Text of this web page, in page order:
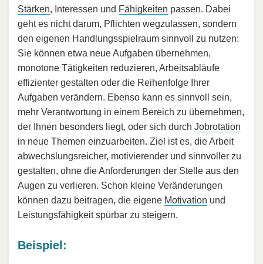
Stärken, Interessen und Fähigkeiten passen. Dabei
geht es nicht darum, Pflichten wegzulassen, sondern
den eigenen Handlungsspielraum sinnvoll zu nutzen:
Sie können etwa neue Aufgaben übernehmen,
monotone Tätigkeiten reduzieren, Arbeitsabläufe
effizienter gestalten oder die Reihenfolge Ihrer
Aufgaben verändern. Ebenso kann es sinnvoll sein,
mehr Verantwortung in einem Bereich zu übernehmen,
der Ihnen besonders liegt, oder sich durch Jobrotation
in neue Themen einzuarbeiten. Ziel ist es, die Arbeit
abwechslungsreicher, motivierender und sinnvoller zu
gestalten, ohne die Anforderungen der Stelle aus den
Augen zu verlieren. Schon kleine Veränderungen
können dazu beitragen, die eigene Motivation und
Leistungsfähigkeit spürbar zu steigern.
Beispiel: